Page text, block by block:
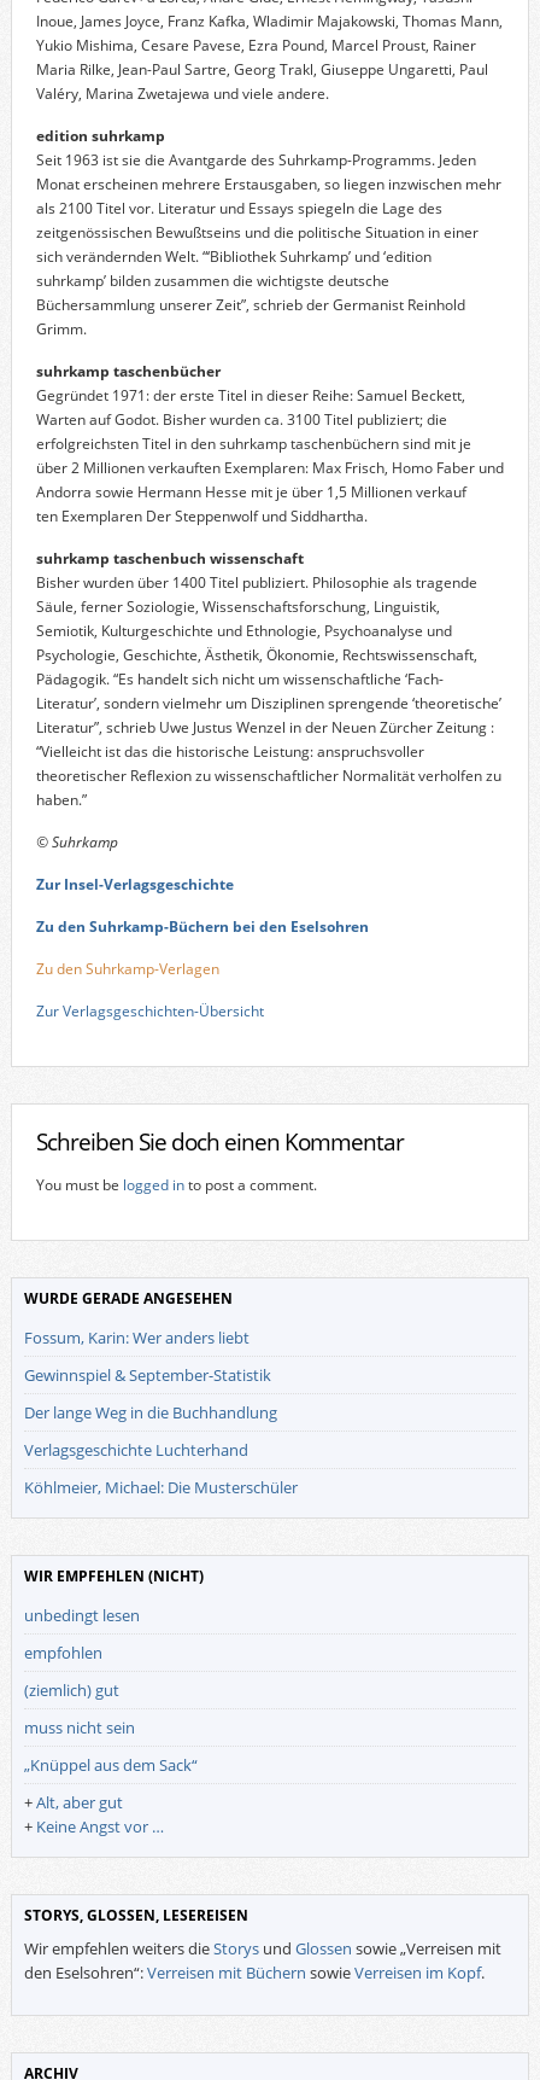
Inoue, James Joyce, Franz Kafka, Wladimir Majakowski, Thomas Mann,
Yukio Mishima, Cesare Pavese, Ezra Pound, Marcel Proust, Rainer
Maria Rilke, Jean-Paul Sartre, Georg Trakl, Giuseppe Ungaretti, Paul
Valéry, Marina Zwetajewa und viele andere.
edition suhrkamp
Seit 1963 ist sie die Avantgarde des Suhrkamp-Programms. Jeden
Monat erscheinen mehrere Erstausgaben, so liegen inzwischen mehr
als 2100 Titel vor. Literatur und Essays spiegeln die Lage des
zeitgenössischen Bewußtseins und die politische Situation in einer
sich verändernden Welt. “‘Bibliothek Suhrkamp’ und ‘edition
suhrkamp’ bilden zusammen die wichtigste deutsche
Büchersammlung unserer Zeit”, schrieb der Germanist Reinhold
Grimm.
suhrkamp taschenbücher
Gegründet 1971: der erste Titel in dieser Reihe: Samuel Beckett,
Warten auf Godot. Bisher wurden ca. 3100 Titel publiziert; die
erfolgreichsten Titel in den suhrkamp taschenbüchern sind mit je
über 2 Millionen verkauften Exemplaren: Max Frisch, Homo Faber und
Andorra sowie Hermann Hesse mit je über 1,5 Millionen verkauf
ten Exemplaren Der Steppenwolf und Siddhartha.
suhrkamp taschenbuch wissenschaft
Bisher wurden über 1400 Titel publiziert. Philosophie als tragende
Säule, ferner Soziologie, Wissenschaftsforschung, Linguistik,
Semiotik, Kulturgeschichte und Ethnologie, Psychoanalyse und
Psychologie, Geschichte, Ästhetik, Ökonomie, Rechtswissenschaft,
Pädagogik. “Es handelt sich nicht um wissenschaftliche ‘Fach-
Literatur’, sondern vielmehr um Disziplinen sprengende ‘theoretische’
Literatur”, schrieb Uwe Justus Wenzel in der Neuen Zürcher Zeitung :
“Vielleicht ist das die historische Leistung: anspruchsvoller
theoretischer Reflexion zu wissenschaftlicher Normalität verholfen zu
haben.”
© Suhrkamp
Zur Insel-Verlagsgeschichte
Zu den Suhrkamp-Büchern bei den Eselsohren
Zu den Suhrkamp-Verlagen
Zur Verlagsgeschichten-Übersicht
Schreiben Sie doch einen Kommentar
You must be logged into post a comment.
WURDE GERADE ANGESEHEN
Fossum, Karin: Wer anders liebt
Gewinnspiel & September-Statistik
Der lange Weg in die Buchhandlung
Verlagsgeschichte Luchterhand
Köhlmeier, Michael: Die Musterschüler
WIR EMPFEHLEN (NICHT)
unbedingt lesen
empfohlen
(ziemlich) gut
muss nicht sein
„Knüppel aus dem Sack“
+Alt, aber gut
+ Keine Angst vor …
STORYS, GLOSSEN, LESEREISEN
Wir empfehlen weiters dieStorysund Glossen sowie „Verreisen mit
den Eselsohren“:Verreisen mit Büchern sowieVerreisen im Kopf.
ARCHIV